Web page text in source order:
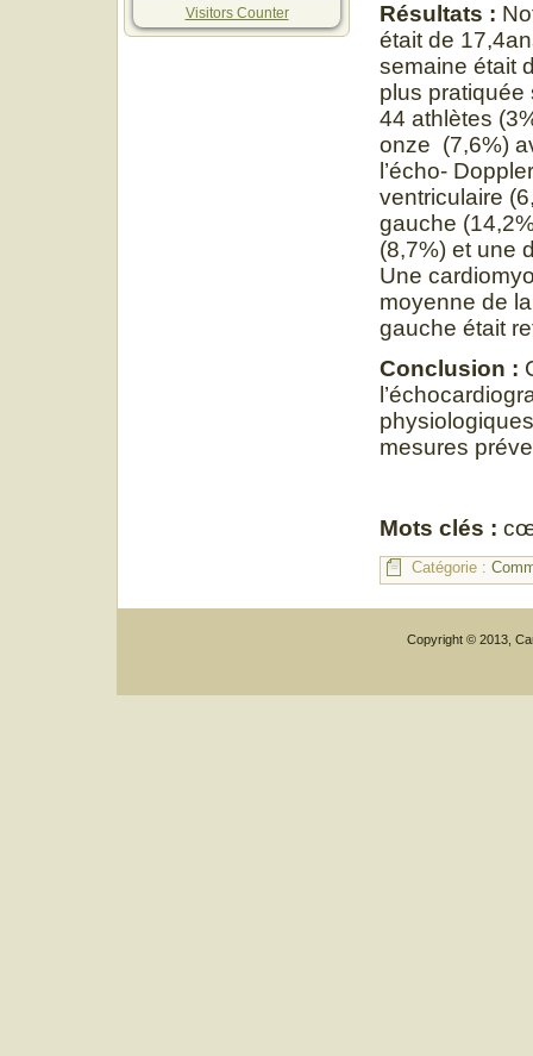
Visitors Counter
Résultats :
était de
semaine était
plus pratiquée
44 athlètes
onze (7,6%)
l’écho-
ventriculaire
gauche
(8,7%) et une
Une
moyenne de
gauche était
Conclusion :
mesures
Mots clés :
Catégorie :
Copyright © 2013,